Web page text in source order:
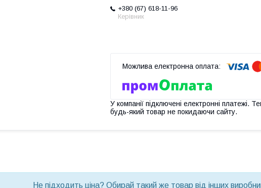
+380 (67) 618-11-96
Керівник
У компанії підключені електронні платежі.
будь-який товар не покидаючи сайту.
Не підходить ціна? Обирай такий же товар від інших